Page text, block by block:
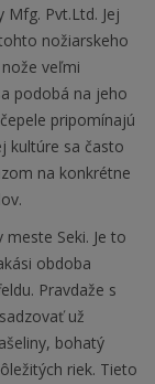
Mfg. Pvt.Ltd. Jej
nožiarskeho
veľmi
podobá na jeho
pripomínajú
kultúre sa často
na konkrétne
Seki. Je to
obdoba
Pravdaže s
už
bohatý
riek. Tieto